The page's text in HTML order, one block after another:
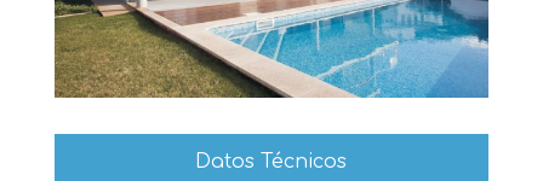
Datos Técnicos